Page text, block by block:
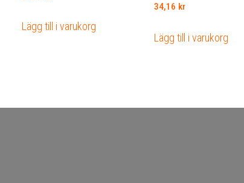
Lägg till i varukorg
34,16 kr
Lägg till i varukorg